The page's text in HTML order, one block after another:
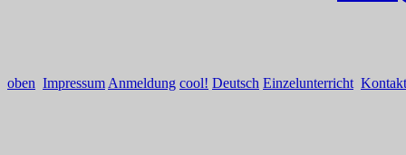
oben Impressum Anmeldung cool! Deutsch Einzelunterricht Kontakt